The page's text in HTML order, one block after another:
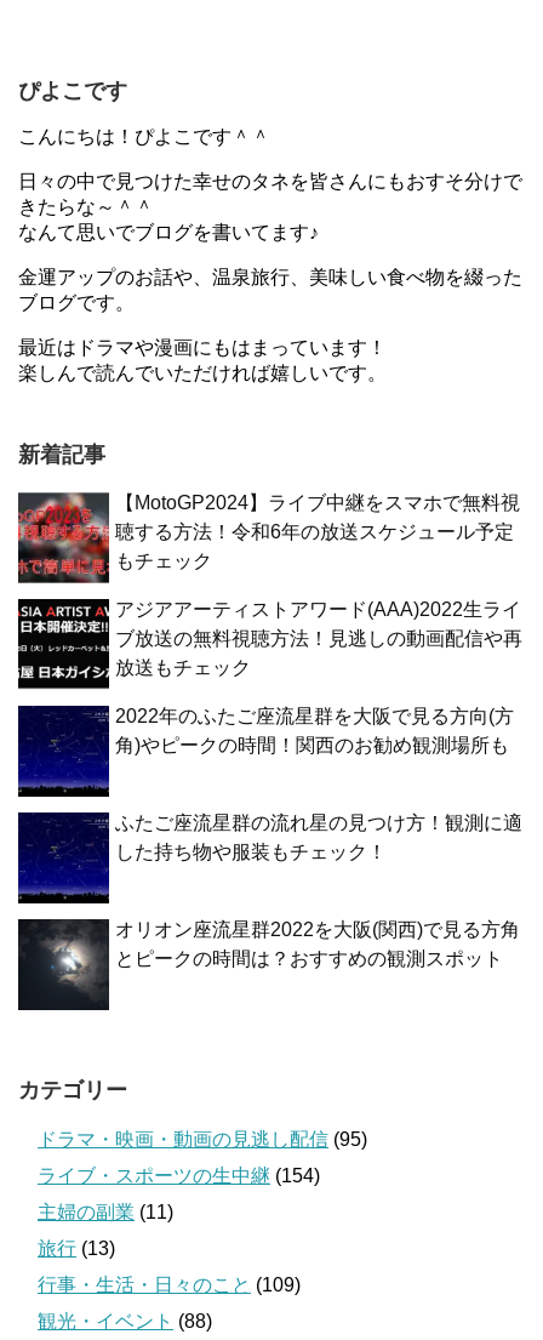
ぴよこです
こんにちは！ぴよこです＾＾
日々の中で見つけた幸せのタネを皆さんにもおすそ分けで
きたらな～＾＾
なんて思いでブログを書いてます♪
金運アップのお話や、温泉旅行、美味しい食べ物を綴った
ブログです。
最近はドラマや漫画にもはまっています！
楽しんで読んでいただければ嬉しいです。
新着記事
【MotoGP2024】ライブ中継をスマホで無料視
聴する方法！令和6年の放送スケジュール予定
もチェック
アジアアーティストアワード(AAA)2022生ライ
ブ放送の無料視聴方法！見逃しの動画配信や再
放送もチェック
2022年のふたご座流星群を大阪で見る方向(方
角)やピークの時間！関西のお勧め観測場所も
ふたご座流星群の流れ星の見つけ方！観測に適
した持ち物や服装もチェック！
オリオン座流星群2022を大阪(関西)で見る方角
とピークの時間は？おすすめの観測スポット
カテゴリー
ドラマ・映画・動画の見逃し配信 (95)
ライブ・スポーツの生中継 (154)
主婦の副業 (11)
旅行 (13)
行事・生活・日々のこと (109)
観光・イベント (88)